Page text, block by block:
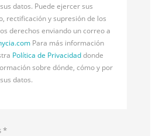
datos. Puede ejercer sus
rectificación y supresión de los
derechos enviando un correo a
Para más información
Política de Privacidaddonde
sobre dónde, cómo y por
datos.
*